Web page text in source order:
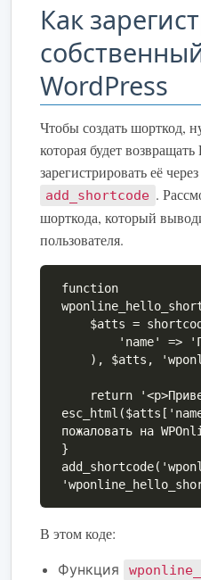
Как
WordPress
Чтобы создать шорткод,
которая будет
зарегистрировать её
add_shortcode .
шорткода, который
пользователя.
function
пожаловать на
}
В этом коде:
Функция